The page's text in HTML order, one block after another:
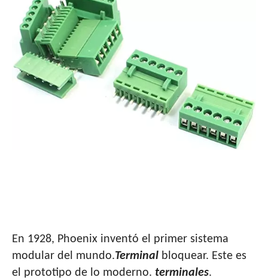
En 1928, Phoenix inventó el primer sistema
modular del mundo.Terminal bloquear. Este es
el prototipo de lo moderno. terminales.